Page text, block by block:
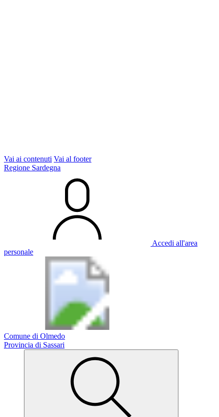
Vai ai contenuti Vai al footer
Regione Sardegna
Accedi all'area
personale
Comune di Olmedo
Provincia di Sassari